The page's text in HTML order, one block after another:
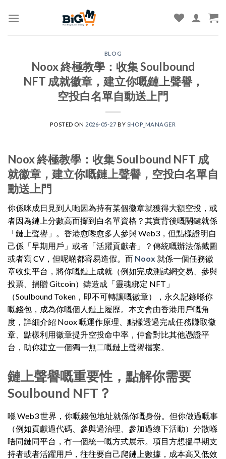
BLOG
Noox 終極教學：收集 Soulbound
NFT 成就徽章，建立你嘅鏈上聲譽，
空投白名單自動送上門
POSTED ON 2026-05-27 BY SHOP_MANAGER
Noox 終極教學：收集 Soulbound NFT 成
就徽章，建立你嘅鏈上聲譽，空投白名單自
動送上門
你係咪成日見到人哋因為持有某個徽章就獲得大額空投，或
者因為鏈上分數高而攞到白名單資格？其實背後嘅關鍵就係
「鏈上聲譽」。香港愈嚟愈多人參與 Web3，但點樣證明自
己係「早期用戶」或者「活躍貢獻者」？傳統嘅辦法係截圖
或者寫 CV，但呢啲都容易造假。而 Noox 就係一個任務徽
章收集平台，將你嘅鏈上成就（例如完成測試網交易、參與
投票、捐贈 Gitcoin）鑄造成「靈魂綁定 NFT」
（Soulbound Token，即不可轉讓嘅徽章），永久記錄喺你
嘅錢包，成為你嘅個人鏈上履歷。本文會由香港用戶嘅角
度，詳細介紹 Noox 嘅運作原理、點樣透過完成任務賺取徽
章、點樣利用徽章提升空投命中率，仲會對比其他憑證平
台，助你建立一個獨一無二嘅鏈上聲譽檔案。
鏈上聲譽嘅重要性，點解你需要
Soulbound NFT？
喺 Web3 世界，你嘅錢包地址就係你嘅身份。但你做過嘅事
（例如貢獻過代碼、參與過治理、參加過線下活動）分散喺
唔同鏈同平台，冇一個統一嘅方式展示。項目方想搵早期支
持者或者活躍用戶，往往要自己爬鏈上數據，成本高又低效